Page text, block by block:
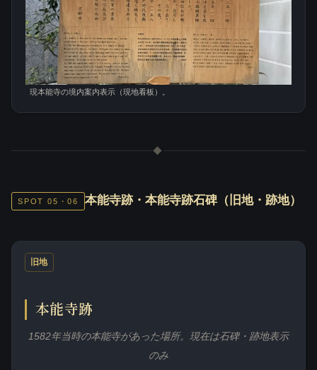
現本能寺の境内案内表示（現地看板）。
◆
SPOT 05・06 本能寺跡・本能寺跡石碑（旧地・跡地）
旧地
本能寺跡
1582年当時の本能寺があった場所。現在は石碑・跡地表示
のみ